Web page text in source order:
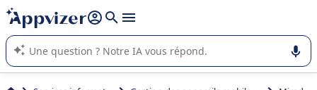
répondre (plusieurs lignes avec
L'IA de Appvizer vous guide dans l'utilisation ou la sélection de
logiciel SaaS en entreprise.